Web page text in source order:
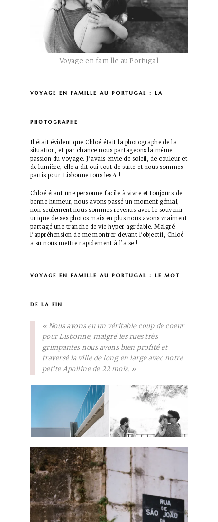
Voyage en famille au Portugal
voyage en famille au portugal : la
photographe
Il était évident que Chloé était la photographe de la
situation, et par chance nous partageons la même
passion du voyage. J’avais envie de soleil, de couleur et
de lumière, elle a dit oui tout de suite et nous sommes
partis pour Lisbonne tous les 4 !
Chloé étant une personne facile à vivre et toujours de
bonne humeur, nous avons passé un moment génial,
non seulement nous sommes revenus avec le souvenir
unique de ses photos mais en plus nous avons vraiment
partagé une tranche de vie hyper agréable. Malgré
l’appréhension de me montrer devant l’objectif, Chloé
a su nous mettre rapidement à l’aise !
voyage en famille au portugal : le mot
de la fin
« Nous avons eu un véritable coup de coeur
pour Lisbonne, malgré les rues très
grimpantes nous avons bien profité et
traversé la ville de long en large avec notre
petite Apolline de 22 mois. »